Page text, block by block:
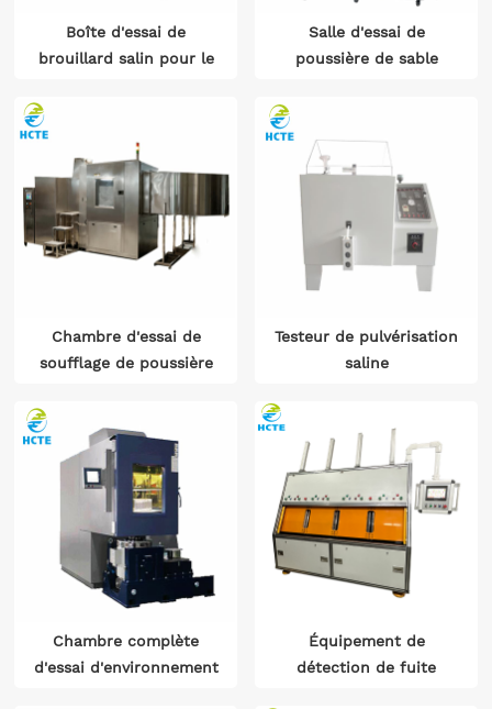
Boîte d'essai de
brouillard salin pour le
CEI 61701 du CEI 60068
Salle d'essai de
poussière de sable
Chambre d'essai de
soufflage de poussière
Testeur de pulvérisation
saline
Chambre complète
d'essai d'environnement
Équipement de
détection de fuite